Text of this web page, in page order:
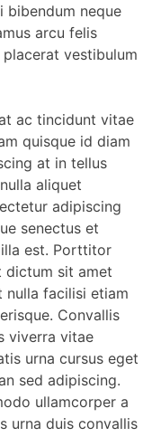
bibendum neque
arcu felis
vestibulum
ac tincidunt vitae
quisque id diam
at in tellus
aliquet
adipiscing
senectus et
est. Porttitor
dictum sit amet
nulla facilisi etiam
Convallis
viverra vitae
urna cursus eget
sed adipiscing.
ullamcorper a
urna duis convallis